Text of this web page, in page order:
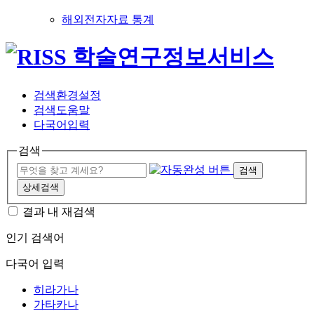
해외전자자료 통계
검색환경설정
검색도움말
다국어입력
검색
검색
상세검색
결과 내 재검색
인기 검색어
다국어 입력
히라가나
가타카나